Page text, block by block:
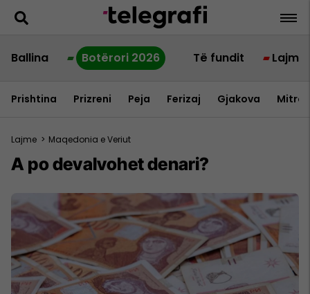
Ballina Botërori 2026 Të fundit Lajme
Prishtina Prizreni Peja Ferizaj Gjakova
Lajme > Maqedonia e Veriut
A po devalvohet denari?